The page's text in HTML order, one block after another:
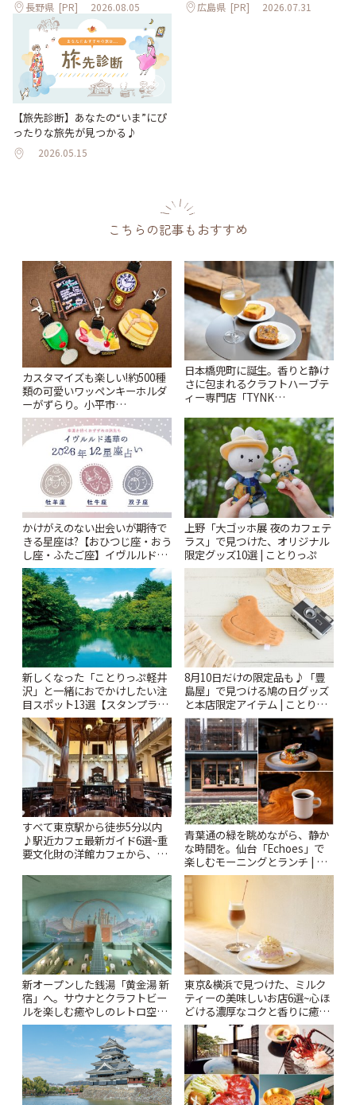
長野県 [PR] 2026.08.05 広島県 [PR] 2026.07.31
【旅先診断】あなたの“いま”にぴ
ったりな旅先が見つかる♪
2026.05.15
こちらの記事もおすすめ
カスタマイズも楽しい!約500種
類の可愛いワッペンキーホルダ
ーがずらり。小平市
「Kimamaya T&K」 | ことりっ
ぷ
日本橋兜町に誕生。香りと静け
さに包まれるクラフトハーブテ
ィー専門店「TYNK
かけがえのない出会いが期待で
きる星座は?【おひつじ座・おう
し座・ふたご座】イヴルルド遙
華2026年の幕開け~New Year~ |
ことりっぷ
上野「大ゴッホ展 夜のカフェテ
ラス」で見つけた、オリジナル
限定グッズ10選 | ことりっぷ
新しくなった「ことりっぷ軽井
沢」と一緒におでかけしたい注
目スポット13選【スタンプラリ
ー開催中】 | ことりっぷ
8月10日だけの限定品も♪「豊
島屋」で見つける鳩の日グッズ
と本店限定アイテム | ことりっ
ぷ
すべて東京駅から徒歩5分以内
♪駅近カフェ最新ガイド6選~重
要文化財の洋館カフェから、改
りっぷ
青葉通の緑を眺めながら、静か
な時間を。仙台「Echoes」で
楽しむモーニングとランチ | こ
とりっぷ
新オープンした銭湯「黄金湯 新
宿」へ。サウナとクラフトビー
ルを楽しむ癒やしのレトロ空間
| ことりっぷ
東京&横浜で見つけた、ミルク
ティーの美味しいお店6選~心ほ
どける濃厚なコクと香りに癒や
されるティータイム~ | ことりっ
ぷ